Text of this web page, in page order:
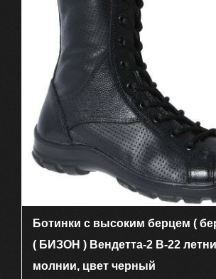
Опции
можно
выбрать
на
странице
товара.
Ботинки с высоким берцем (
( БИЗОН ) Вендетта-2 В-22
молнии, цвет черный